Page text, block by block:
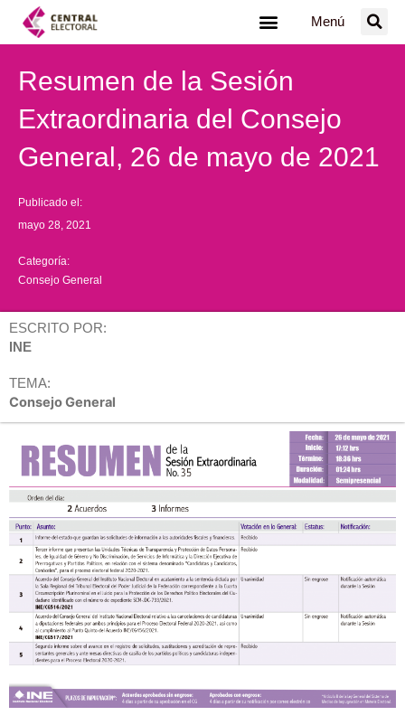
Menú
Resumen de la Sesión
Extraordinaria del Consejo
General, 26 de mayo de 2021
Publicado el:
mayo 28, 2021
Categoría:
Consejo General
ESCRITO POR:
INE
TEMA:
Consejo General